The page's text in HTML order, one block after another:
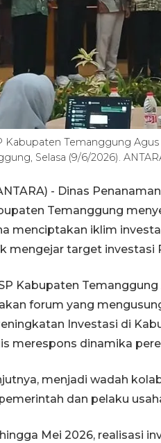
Kabupaten Temanggung
Selasa (9/6/2026).
- Dinas
Temanggung
menciptakan iklim
mengejar target investasi
Kabupaten
forum yang
Investasi di
merespons dinamika
menjadi wadah
dan pelaku
Mei 2026, realisasi